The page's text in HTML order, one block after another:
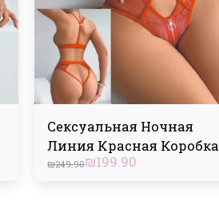
Сексуальная Ночная
Линия Красная Коробка
₪249.90₪199.90